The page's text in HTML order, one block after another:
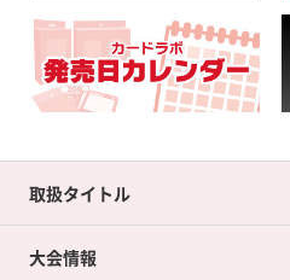
取扱タイトル
大会情報